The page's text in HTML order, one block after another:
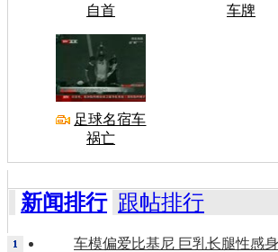
自首
车牌
足球名宿车
祸亡
新闻排行 跟帖排行
车模偏爱比基尼 巨乳长腿性感